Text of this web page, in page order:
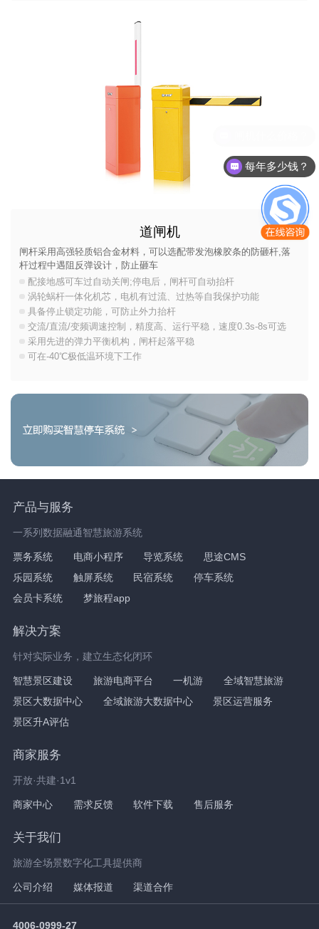
道闸机
闸杆采用高强轻质铝合金材料，可以选配带发泡橡胶条的防砸杆,落
杆过程中遇阻反弹设计，防止砸车
配接地感可车过自动关闸;停电后，闸杆可自动抬杆
涡轮蜗杆一体化机芯，电机有过流、过热等自我保护功能
具备停止锁定功能，可防止外力抬杆
交流/直流/变频调速控制，精度高、运行平稳，速度0.3s-8s可选
采用先进的弹力平衡机构，闸杆起落平稳
可在-40℃极低温环境下工作
产品与服务
一系列数据融通智慧旅游系统
票务系统 电商小程序 导览系统
思途CMS
乐园系统
触屏系统 民宿系统
停车系统
会员卡系统
梦旅程app
解决方案
针对实际业务，建立生态化闭环
智慧景区建设 旅游电商平台 一机游
全域智慧旅游
景区大数据中心
全域旅游大数据中心
景区运营服务
景区升A评估
商家服务
开放·共建·1v1
商家中心 需求反馈 软件下载 售后服务
关于我们
旅游全场景数字化工具提供商
公司介绍 媒体报道 渠道合作
4006-0999-27
每年多少钱？